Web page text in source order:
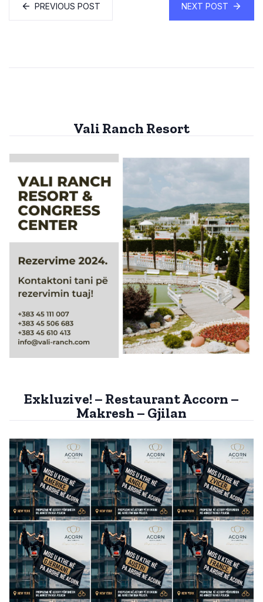
PREVIOUS POST NEXT POST
Vali Ranch Resort
Exkluzive! – Restaurant Accorn –
Makresh – Gjilan